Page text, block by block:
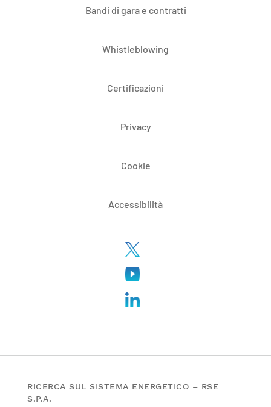
Bandi di gara e contratti
Whistleblowing
Certificazioni
Privacy
Cookie
Accessibilità
RICERCA SUL SISTEMA ENERGETICO – RSE
S.P.A.